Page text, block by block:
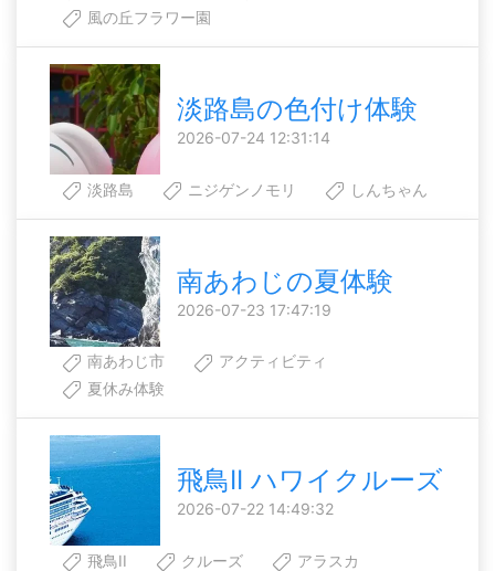
風の丘フラワー園
淡路島の色付け体験
2026-07-24 12:31:14
淡路島 ニジゲンノモリ しんちゃん
南あわじの夏体験
2026-07-23 17:47:19
南あわじ市
アクティビティ
夏休み体験
飛鳥II ハワイクルーズ
2026-07-22 14:49:32
飛鳥II クルーズ アラスカ